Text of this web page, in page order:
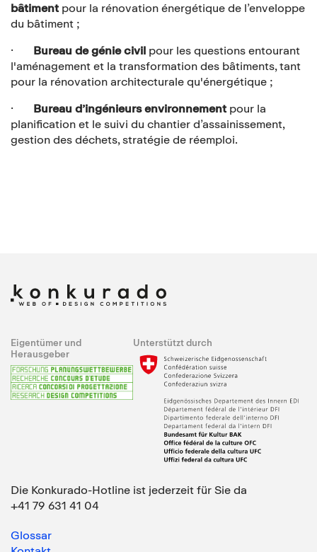
bâtiment pour la rénovation énergétique de l’enveloppe
du bâtiment ;
· Bureau de génie civil pour les questions entourant
l'aménagement et la transformation des bâtiments, tant
pour la rénovation architecturale qu'énergétique ;
· Bureau d’ingénieurs environnement pour la
planification et le suivi du chantier d’assainissement,
gestion des déchets, stratégie de réemploi.
Eigentümer und
Herausgeber
Unterstützt durch
Die Konkurado-Hotline ist jederzeit für Sie da
+41 79 631 41 04
Glossar